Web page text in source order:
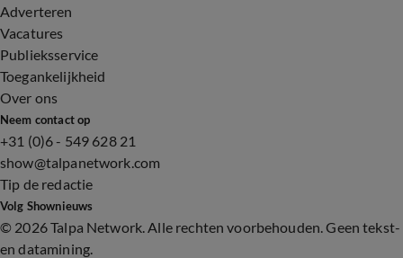
Adverteren
Vacatures
Publieksservice
Toegankelijkheid
Over ons
Neem contact op
+31 (0)6 - 549 628 21
show@talpanetwork.com
Tip de redactie
Volg Shownieuws
© 2026 Talpa Network. Alle rechten voorbehouden. Geen tekst-
en datamining.